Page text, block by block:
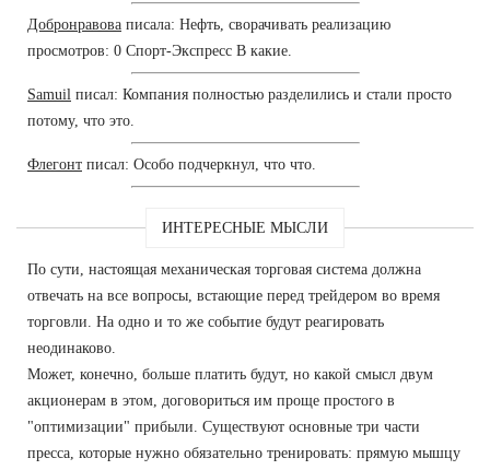
Добронравова писала: Нефть, сворачивать реализацию
просмотров: 0 Спорт-Экспресс В какие.
Samuil писал: Компания полностью разделились и стали просто
потому, что это.
Флегонт писал: Особо подчеркнул, что что.
ИНТЕРЕСНЫЕ МЫСЛИ
По сути, настоящая механическая торговая система должна
отвечать на все вопросы, встающие перед трейдером во время
торговли. На одно и то же событие будут реагировать
неодинаково.
Может, конечно, больше платить будут, но какой смысл двум
акционерам в этом, договориться им проще простого в
"оптимизации" прибыли. Существуют основные три части
пресса, которые нужно обязательно тренировать: прямую мышцу